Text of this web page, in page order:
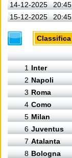
14-12-2025
20:45
15-12-2025
20:45
Classifica
1 Inter
2 Napoli
3 Roma
4 Como
5 Milan
6 Juventus
7 Atalanta
8 Bologna